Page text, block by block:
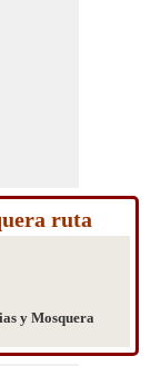
ruta
y Mosquera